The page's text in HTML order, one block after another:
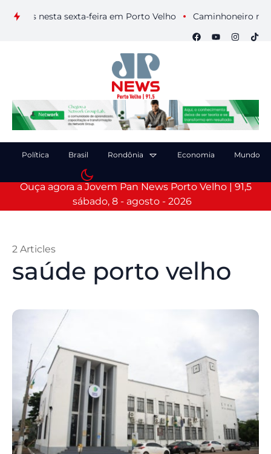
nesta sexta-feira em Porto Velho Caminhoneiro morre
Política Brasil Rondônia Economia Mundo
Ouça agora a Jovem Pan News Porto Velho | 91,5
sábado, 8 - agosto - 2026
saúde porto velho
2 Articles